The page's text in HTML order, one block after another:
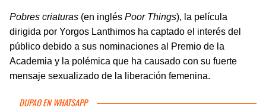
Pobres criaturas (en inglés Poor Things), la película
dirigida por Yorgos Lanthimos ha captado el interés del
público debido a sus nominaciones al Premio de la
Academia y la polémica que ha causado con su fuerte
mensaje sexualizado de la liberación femenina.
DUPAO EN WHATSAPP